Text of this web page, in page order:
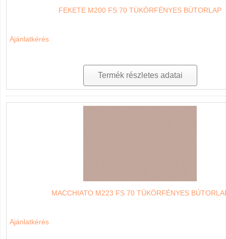
FEKETE M200 FS 70 TÜKÖRFÉNYES BÚTORLAP
Ajánlatkérés
Termék részletes adatai
MACCHIATO M223 FS 70 TÜKÖRFÉNYES
Ajánlatkérés